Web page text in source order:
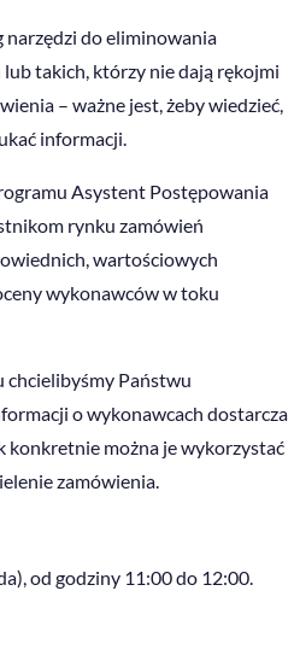
narzędzi do eliminowania
takich, którzy nie dają rękojmi
– ważne jest, żeby wiedzieć,
informacji.
Asystent Postępowania
rynku zamówień
wartościowych
wykonawców w toku
chcielibyśmy Państwu
o wykonawcach dostarcza
konkretnie można je wykorzystać
zamówienia.
od godziny 11:00 do 12:00.